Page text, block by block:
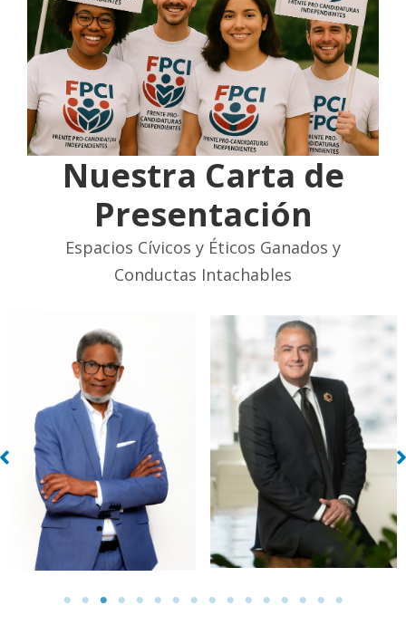
Nuestra Carta de
Presentación
Espacios Cívicos y Éticos Ganados y
Conductas Intachables